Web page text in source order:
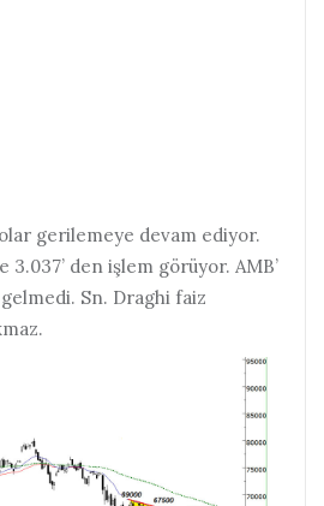
gerilemeye devam ediyor.
3.037’ den işlem görüyor. AMB’
Sn. Draghi faiz